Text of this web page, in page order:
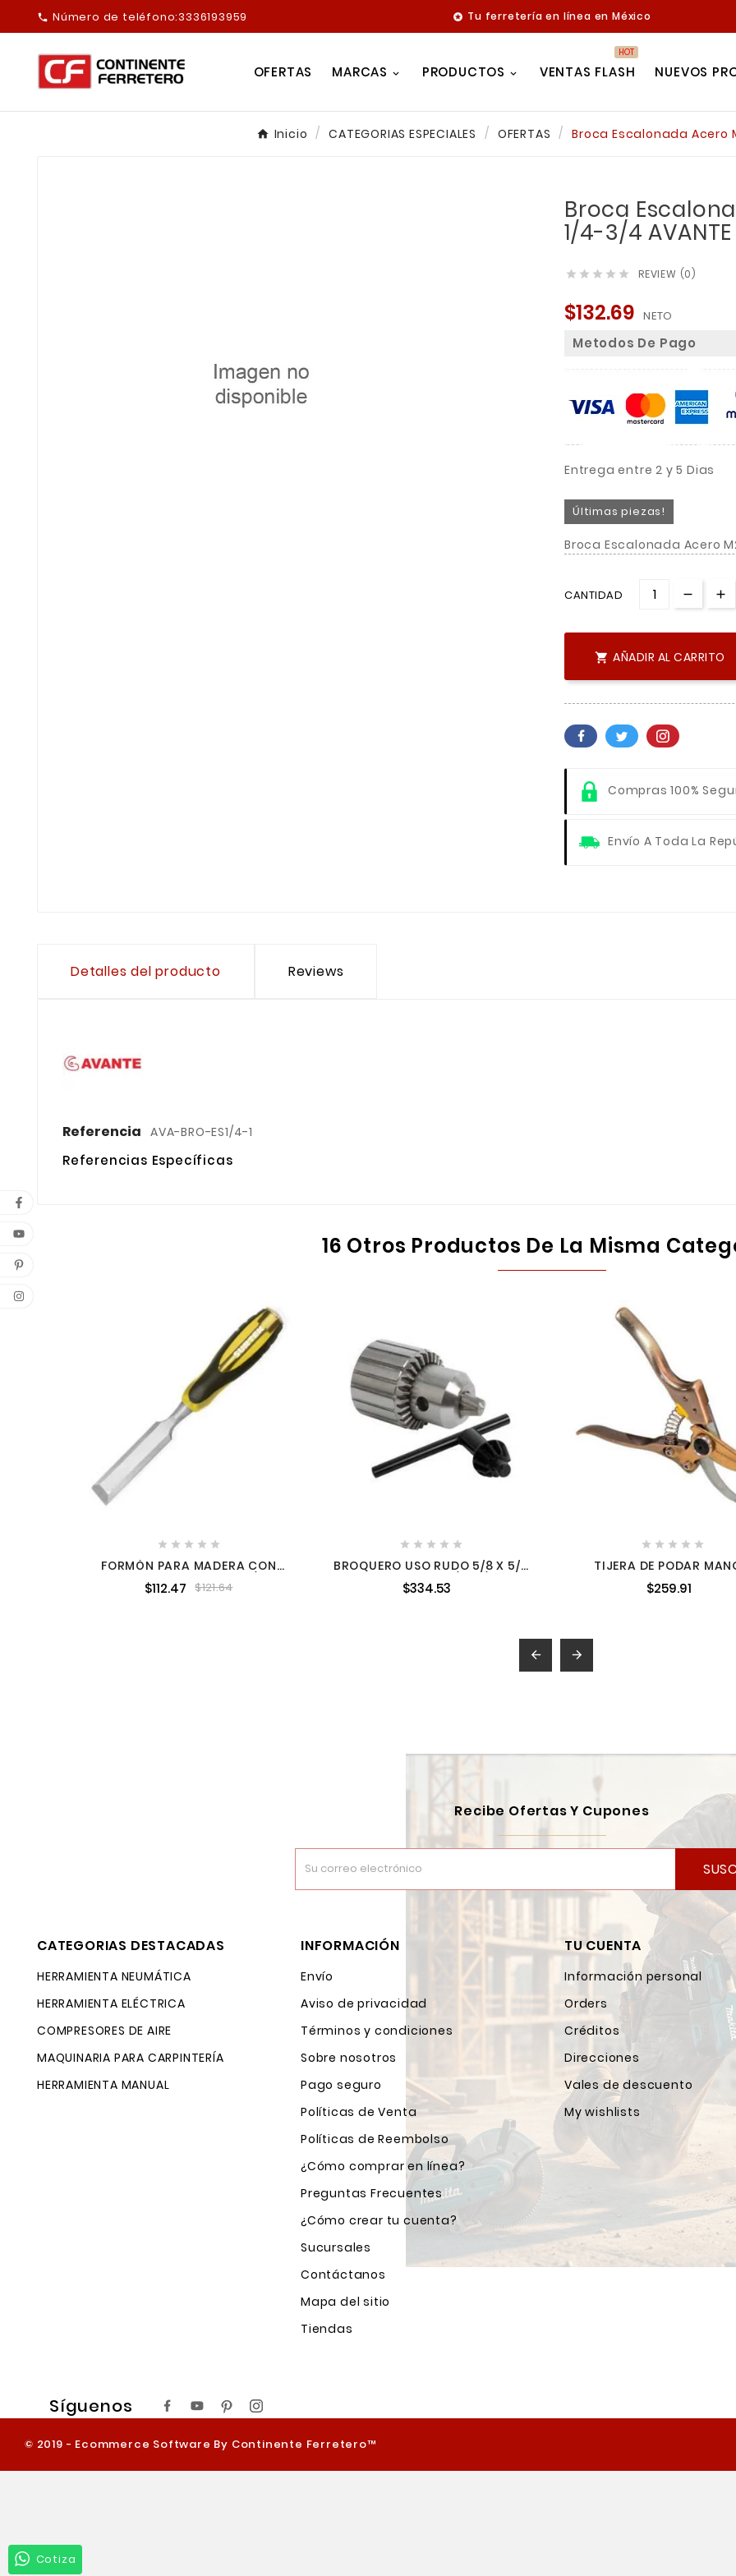
 Número de teléfono:3336193959  Tu ferretería en línea en México
OFERTAS MARCAS PRODUCTOS VENTAS FLASH
HOT
NUEVOS
Inicio CATEGORIAS ESPECIALES OFERTAS Broca Escalonada Acero
Broca
1/4-3/4 AVANTE
     REVIEW (0)
$132.69 NETO
Metodos De Pago
Entrega entre 2 y 5 Dias
Últimas piezas!
Broca Escalonada Acero
CANTIDAD
 AÑADIR AL CARRITO
Compras 100%
Envío A Toda La
Detalles del producto Reviews
Referencia AVA-BRO-ES1/4-1
Referencias Específicas
16 Otros Productos De La Misma
    
FORMÓN PARA MADERA CON
MANGO BIMATERIAL 1-1/2"
SURTEK FF-1 1/2
$112.47 $121.64
    
BROQUERO USO RUDO 5/8 X 5/8
24 UNF BRQR5/8X5/8
$334.53
    
TIJERA DE PODAR
TPC815
$259.91
 
Recibe Ofertas Y Cupones
CATEGORIAS DESTACADAS
HERRAMIENTA NEUMÁTICA
HERRAMIENTA ELÉCTRICA
COMPRESORES DE AIRE
MAQUINARIA PARA CARPINTERÍA
HERRAMIENTA MANUAL
INFORMACIÓN
Envío
Aviso de privacidad
Términos y condiciones
Sobre nosotros
Pago seguro
Políticas de Venta
Políticas de Reembolso
¿Cómo comprar en línea?
Preguntas Frecuentes
¿Cómo crear tu cuenta?
Sucursales
Contáctanos
Mapa del sitio
Tiendas
TU CUENTA
Información personal
Orders
Créditos
Direcciones
Vales de descuento
My wishlists
Síguenos
© 2019 - Ecommerce Software By Continente Ferretero™
Cotiza